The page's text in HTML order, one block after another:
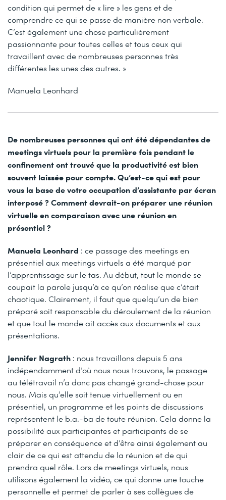
condition qui permet de « lire » les gens et de
comprendre ce qui se passe de manière non verbale.
C’est également une chose particulièrement
passionnante pour toutes celles et tous ceux qui
travaillent avec de nombreuses personnes très
différentes les unes des autres. »
Manuela Leonhard
De nombreuses personnes qui ont été dépendantes de
meetings virtuels pour la première fois pendant le
confinement ont trouvé que la productivité est bien
souvent laissée pour compte. Qu’est-ce qui est pour
vous la base de votre occupation d’assistante par écran
interposé ? Comment devrait-on préparer une réunion
virtuelle en comparaison avec une réunion en
présentiel ?
Manuela Leonhard : ce passage des meetings en
présentiel aux meetings virtuels a été marqué par
l’apprentissage sur le tas. Au début, tout le monde se
coupait la parole jusqu’à ce qu’on réalise que c’était
chaotique. Clairement, il faut que quelqu’un de bien
préparé soit responsable du déroulement de la réunion
et que tout le monde ait accès aux documents et aux
présentations.
Jennifer Nagrath : nous travaillons depuis 5 ans
indépendamment d’où nous nous trouvons, le passage
au télétravail n’a donc pas changé grand-chose pour
nous. Mais qu’elle soit tenue virtuellement ou en
présentiel, un programme et les points de discussions
représentent le b.a.-ba de toute réunion. Cela donne la
possibilité aux participantes et participants de se
préparer en conséquence et d’être ainsi également au
clair de ce qui est attendu de la réunion et de qui
prendra quel rôle. Lors de meetings virtuels, nous
utilisons également la vidéo, ce qui donne une touche
personnelle et permet de parler à ses collègues de